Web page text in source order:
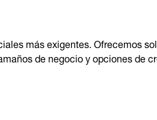
más exigentes. Ofrecemos
de negocio y opciones de